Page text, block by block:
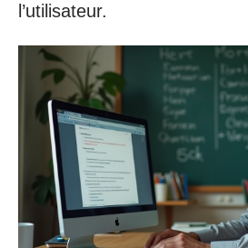
l’utilisateur.